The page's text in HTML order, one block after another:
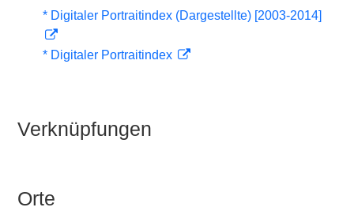
* Digitaler Portraitindex (Dargestellte) [2003-2014]
* Digitaler Portraitindex
Verknüpfungen
Orte